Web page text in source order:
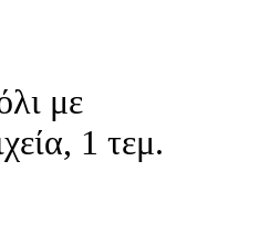
με
1 τεμ.